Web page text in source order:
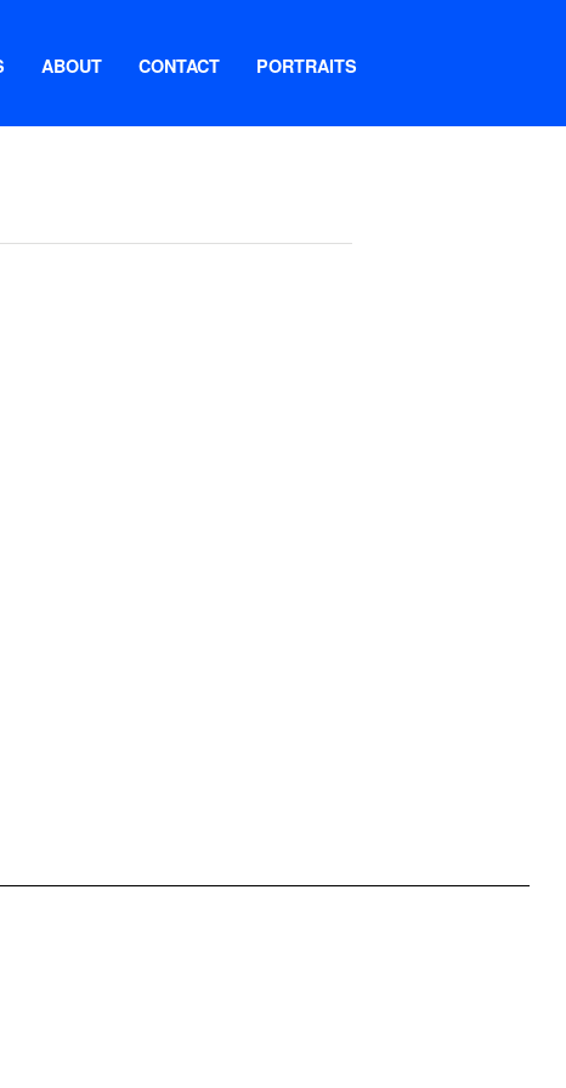
ABOUT CONTACT PORTRAITS